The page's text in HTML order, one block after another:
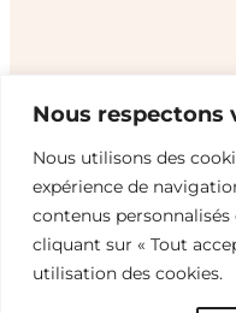
Nous respectons
Nous utilisons des
expérience de
contenus
cliquant sur « Tout
utilisation des cookies.
Sens &
Recevez notre
pour tout savoir du
l’action.